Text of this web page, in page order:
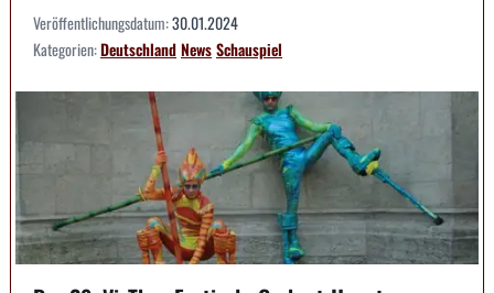
Veröffentlichungsdatum:30.01.2024
Kategorien:DeutschlandNewsSchauspiel